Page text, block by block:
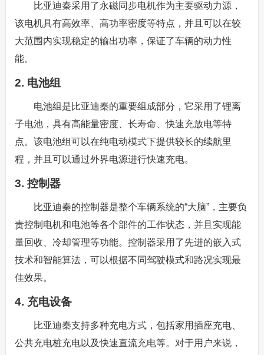
比亚迪秦采用了永磁同步电机作为主要驱动力源，
该电机具有高效率、高功率密度等特点，并且可以在较
大范围内实现稳定的输出功率，保证了车辆的动力性
能。
2. 电池组
电池组是比亚迪秦的重要组成部分，它采用了锂离
子电池，具有高能量密度、长寿命、快速充放电等特
点。该电池组可以在纯电动模式下提供较长的续航里
程，并且可以通过外界电源进行快速充电。
3. 控制器
比亚迪秦的控制器是整个车辆系统的“大脑”，主要负
责控制电机和电池等各个部件的工作状态，并且实现能
量回收、冷却管理等功能。控制器采用了先进的嵌入式
技术和智能算法，可以根据不同驾驶模式和路况实现最
佳效果。
4. 充电设备
比亚迪秦支持多种充电方式，包括家用插座充电、
公共充电桩充电以及快速直流充电等。对于用户来说，